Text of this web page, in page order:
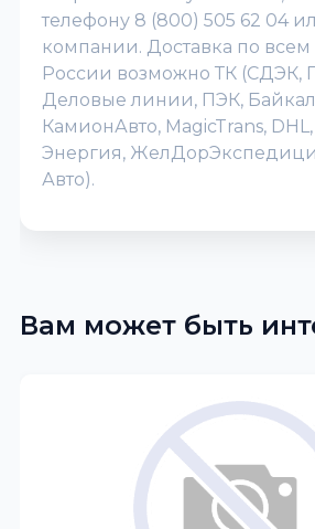
телефону 8 (800) 505 62 04
компании. Доставка по
России возможно ТК (СДЭК,
Деловые линии, ПЭК,
КамионАвто, MagicTrans,
Энергия,
Авто).
Вам может быть